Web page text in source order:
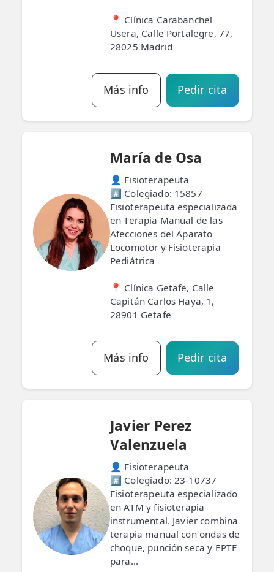
🩻 Fisioterapia Traumatológica
😧 Fisioterapia ATM
🏅 Fisioterapia Deportiva
🧠 Fisioterapia Neurológica
🧍 Fisioterapia Vestibular
🫁 Fisioterapia Respiratoria
👶 Fisioterapia Pediátrica
✅ Ondas de Choque
✨ Radiofrecuencia INDIBA
✨ Drenaje Linfático Manual
✨ Presoterapia
✨ Cicatrices y Estrías
📍 Clínica Carabanchel
Usera, Calle Portalegre, 77,
28025 Madrid
Más info Pedir cita
María de Osa
👤 Fisioterapeuta
#️⃣ Colegiado: 15857
Fisioterapeuta especializada
en Terapia Manual de las
Afecciones del Aparato
Locomotor y Fisioterapia
Pediátrica
📍 Clínica Getafe, Calle
Capitán Carlos Haya, 1,
28901 Getafe
Más info Pedir cita
Javier Perez
Valenzuela
👤 Fisioterapeuta
#️⃣ Colegiado: 23-10737
Fisioterapeuta especializado
en ATM y fisioterapia
instrumental. Javier combina
terapia manual con ondas de
choque, punción seca y EPTE
para...